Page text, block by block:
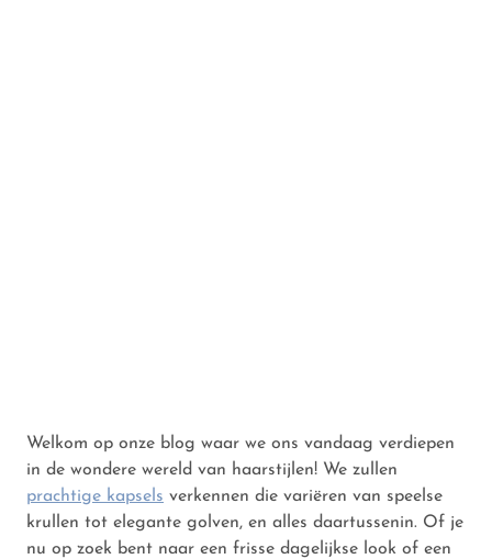
Welkom op onze blog waar we ons vandaag verdiepen
in de wondere wereld van haarstijlen! We zullen
prachtige kapsels verkennen die variëren van speelse
krullen tot elegante golven, en alles daartussenin. Of je
nu op zoek bent naar een frisse dagelijkse look of een